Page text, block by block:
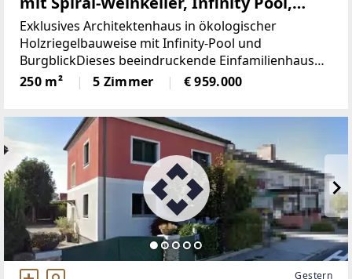
Burgblick und ca. 1 ha Eigengrund
Exklusives Architektenhaus in ökologischer
Holzriegelbauweise mit Infinity-Pool und
BurgblickDieses beeindruckende Einfamilienhaus
gebaut 2017, vereint moderne Architektur,
hochwertige Ausstattung und nachhaltige Bauweise
250 m² 5 Zimmer € 959.000
Gestern